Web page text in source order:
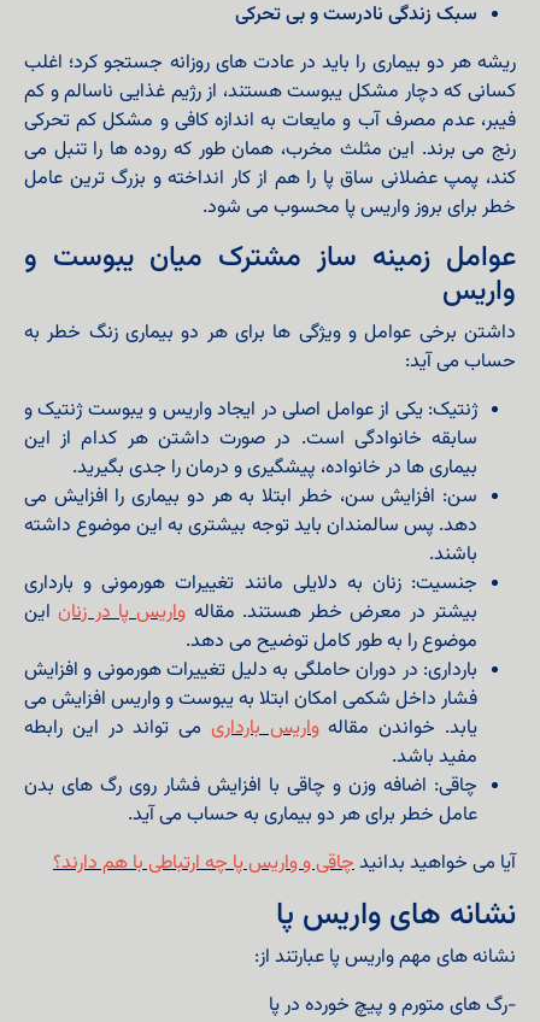
سبک زندگی نادرست و بی‌ تحرکی
ریشه هر دو بیماری را باید در عادت‌ های روزانه جستجو کرد؛ اغلب
کسانی که دچار مشکل یبوست هستند، از رژیم غذایی ناسالم و کم‌
فیبر، عدم مصرف آب و مایعات به اندازه کافی و مشکل کم‌ تحرکی
رنج می‌ برند. این مثلث مخرب، همان‌ طور که روده‌ ها را تنبل می‌
کند، پمپ عضلانی ساق پا را هم از کار انداخته و بزرگ‌ ترین عامل
خطر برای بروز واریس پا محسوب می‌ شود.
عوامل زمینه ساز مشترک میان یبوست و
واریس
داشتن برخی عوامل و ویژگی ها برای هر دو بیماری زنگ خطر به
حساب می آید:
ژنتیک: یکی از عوامل اصلی در ایجاد واریس و یبوست ژنتیک و
سابقه خانوادگی است. در صورت داشتن هر کدام از این
بیماری ها در خانواده، پیشگیری و درمان را جدی بگیرید.
سن: افزایش سن، خطر ابتلا به هر دو بیماری را افزایش می
دهد. پس سالمندان باید توجه بیشتری به این موضوع داشته
باشند.
جنسیت: زنان به دلایلی مانند تغییرات هورمونی و بارداری
بیشتر در معرض خطر هستند. مقاله واریس پا در زناناین
موضوع را به طور کامل توضیح می دهد.
بارداری: در دوران حاملگی به دلیل تغییرات هورمونی و افزایش
فشار داخل شکمی امکان ابتلا به یبوست و واریس افزایش می
یابد. خواندن مقالهواریس بارداری می تواند در این رابطه
مفید باشد.
چاقی: اضافه وزن و چاقی با افزایش فشار روی رگ های بدن
عامل خطر برای هر دو بیماری به حساب می آید.
آیا می خواهید بدانیدچاقی و واریس پا چه ارتباطی با هم دارند؟
نشانه های واریس پا
نشانه های مهم واریس پا عبارتند از:
-رگ های متورم و پیچ خورده در پا